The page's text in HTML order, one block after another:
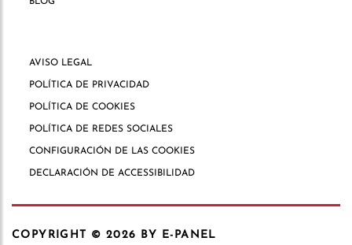
BLOG
AVISO LEGAL
POLÍTICA DE PRIVACIDAD
POLÍTICA DE COOKIES
POLÍTICA DE REDES SOCIALES
CONFIGURACIÓN DE LAS COOKIES
DECLARACIÓN DE ACCESSIBILIDAD
COPYRIGHT © 2026 BY E-PANEL